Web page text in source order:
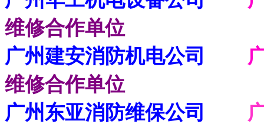
维修合作单位
广州建安消防机电公司
广
维修合作单位
广州东亚消防维保公司
广